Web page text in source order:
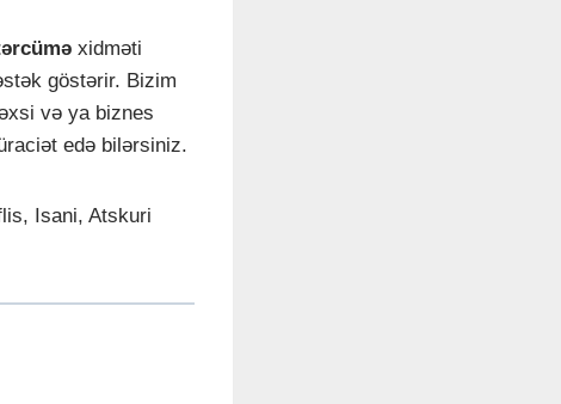
xidməti
göstərir. Bizim
və ya biznes
edə bilərsiniz.
Isani, Atskuri